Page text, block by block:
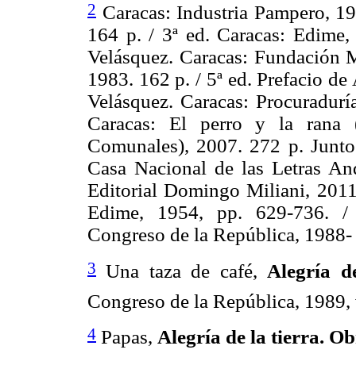
2 Caracas: Industria Pampero,
164 p. / 3ª ed. Caracas:
Velásquez. Caracas:
1983. 162 p. / 5ª ed. Prefacio
Velásquez. Caracas:
Caracas: El perro y la rana
Comunales), 2007. 272 p.
Casa Nacional de las Letras
Editorial Domingo Miliani,
Edime, 1954, pp. 629-736. /
Congreso de la República,
3 Una taza de café, Alegría
Congreso de la República, 1989,
4 Papas, Alegría de la tierra.